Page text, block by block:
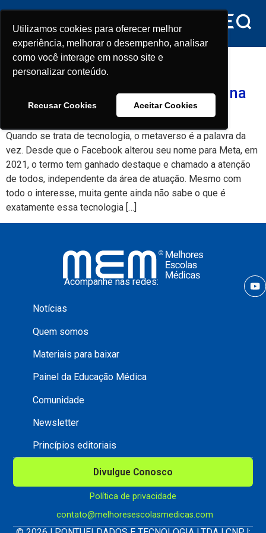
Utilizamos cookies para oferecer melhor
experiência, melhorar o desempenho, analisar
como você interage em nosso site e
personalizar conteúdo.
Recusar Cookies Aceitar Cookies
Utilizamos cookies para oferecer melhor
experiência, melhorar o desempenho, analisar
como você interage em nosso site e
personalizar conteúdo.
Recusar Cookies Aceitar Cookies
conteúdo
Tag:metaverso
Metaverso: Tecnologias usadas na
nova medicina
Quando se trata de tecnologia, o metaverso é a palavra da
vez. Desde que o Facebook alterou seu nome para Meta, em
2021, o termo tem ganhado destaque e chamado a atenção
de todos, independente da área de atuação. Mesmo com
todo o interesse, muita gente ainda não sabe o que é
exatamente essa tecnologia […]
Acompanhe nas redes:
Notícias
Quem somos
Materiais para baixar
Painel da Educação Médica
Comunidade
Newsletter
Princípios editoriais
Divulgue Conosco
Política de privacidade
contato@melhoresescolasmedicas.com